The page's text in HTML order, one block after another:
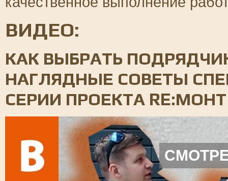
ВИДЕО:
КАК ВЫБРАТЬ
НАГЛЯДНЫЕ СОВЕТЫ
СЕРИИ ПРОЕКТА RE:МОНТ